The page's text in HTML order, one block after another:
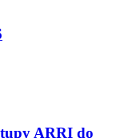
ARRI do